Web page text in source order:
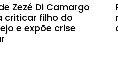
Zezé Di Camargo
criticar filho do
e expõe crise